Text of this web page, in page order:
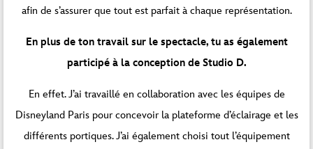
afin de s’assurer que tout est parfait à chaque représentation.
En plus de ton travail sur le spectacle, tu as également
participé à la conception de Studio D.
En effet. J’ai travaillé en collaboration avec les équipes de
Disneyland Paris pour concevoir la plateforme d’éclairage et les
différents portiques. J’ai également choisi tout l’équipement